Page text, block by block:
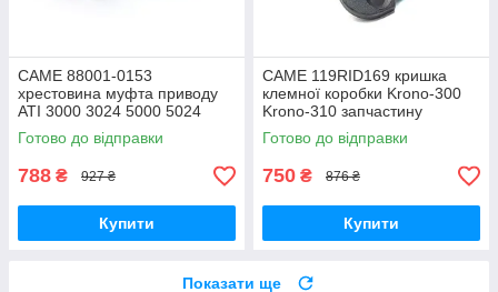
CAME 88001-0153
хрестовина муфта приводу
ATI 3000 3024 5000 5024
Готово до відправки
788 ₴ 927 ₴
Купити
CAME 119RID169 кришка
клемної коробки Krono-300
Krono-310 запчастину
Готово до відправки
750 ₴ 876 ₴
Купити
Показати ще